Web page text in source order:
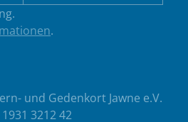
.
und Gedenkort Jawne e.V.
3212 42